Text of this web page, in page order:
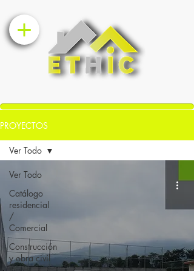
PROYECTOS
Ver Todo
Catálogo
residencial
/
Comercial
Construcción
y obra civíl
Ver Todo